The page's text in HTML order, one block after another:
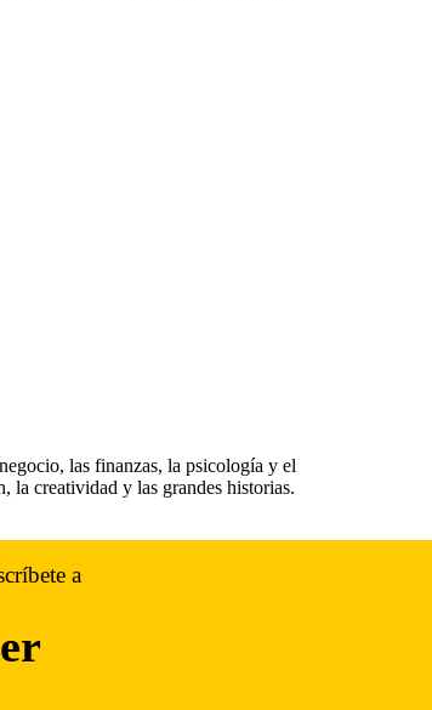
las finanzas, la psicología y el
la creatividad y las grandes historias.
a